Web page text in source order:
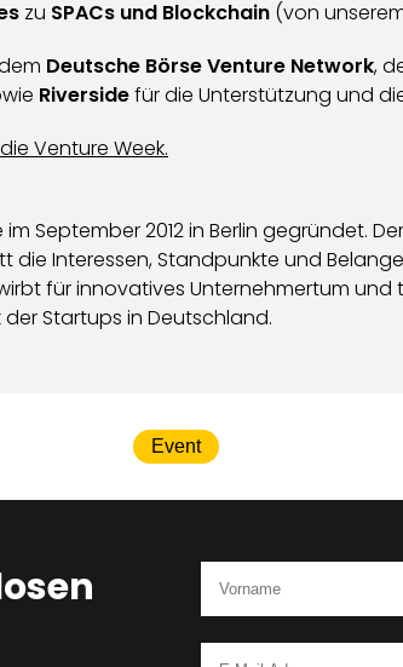
zu SPACs und Blockchain (von
Deutsche Börse Venture Network,
Riversidefür die Unterstützung und
Venture Week.
September 2012 in Berlin gegründet.
die Interessen, Standpunkte und
für innovatives Unternehmertum
Startups in Deutschland.
Event